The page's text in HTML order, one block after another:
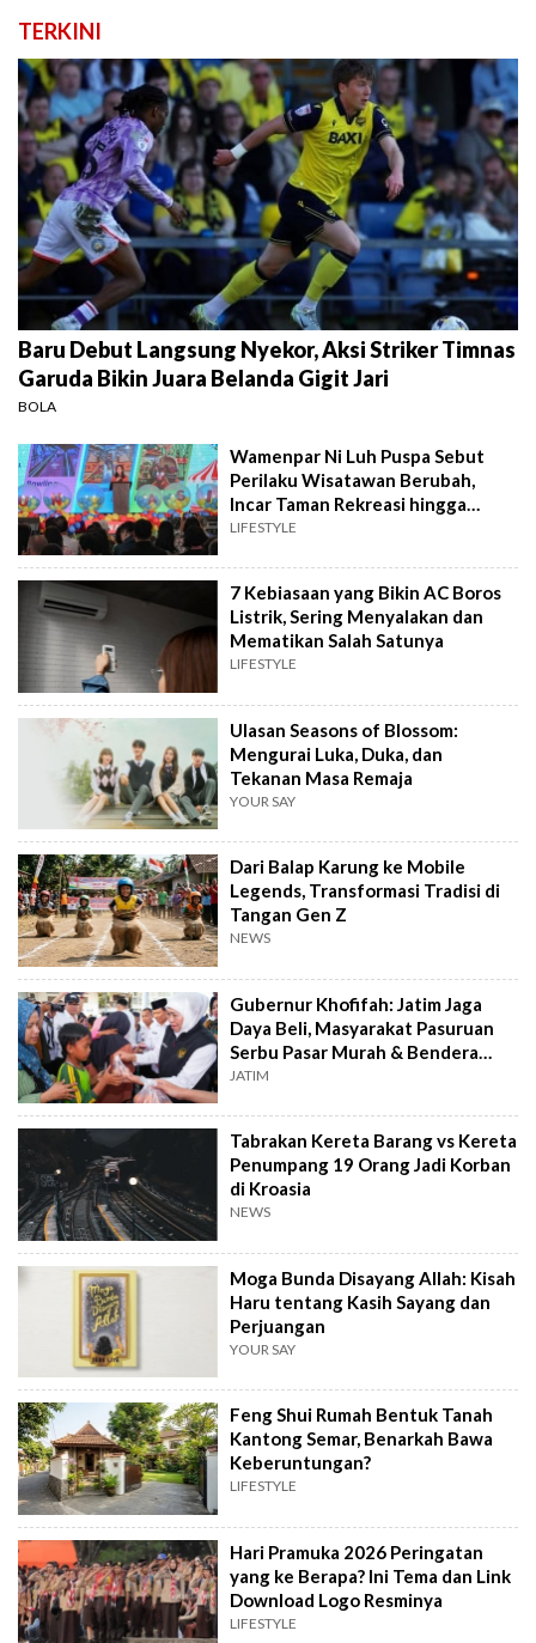
TERKINI
Baru Debut Langsung Nyekor, Aksi Striker Timnas
Garuda Bikin Juara Belanda Gigit Jari
BOLA
Wamenpar Ni Luh Puspa Sebut
Perilaku Wisatawan Berubah,
Incar Taman Rekreasi hingga
Atraksi Wisata
LIFESTYLE
7 Kebiasaan yang Bikin AC Boros
Listrik, Sering Menyalakan dan
Mematikan Salah Satunya
LIFESTYLE
Ulasan Seasons of Blossom:
Mengurai Luka, Duka, dan
Tekanan Masa Remaja
YOUR SAY
Dari Balap Karung ke Mobile
Legends, Transformasi Tradisi di
Tangan Gen Z
NEWS
Gubernur Khofifah: Jatim Jaga
Daya Beli, Masyarakat Pasuruan
Serbu Pasar Murah & Bendera
Merah Putih
JATIM
Tabrakan Kereta Barang vs Kereta
Penumpang 19 Orang Jadi Korban
di Kroasia
NEWS
Moga Bunda Disayang Allah: Kisah
Haru tentang Kasih Sayang dan
Perjuangan
YOUR SAY
Feng Shui Rumah Bentuk Tanah
Kantong Semar, Benarkah Bawa
Keberuntungan?
LIFESTYLE
Hari Pramuka 2026 Peringatan
yang ke Berapa? Ini Tema dan Link
Download Logo Resminya
LIFESTYLE